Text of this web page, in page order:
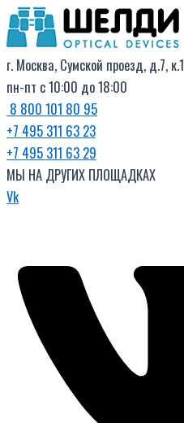
Перейти
к
содержимому
г. Москва, Сумской проезд, д.7, к.1
пн-пт с 10:00 до 18:00
8 800 101 80 95
+7 495 311 63 23
+7 495 311 63 29
МЫ НА ДРУГИХ ПЛОЩАДКАХ
Vk
Поиск
товаров